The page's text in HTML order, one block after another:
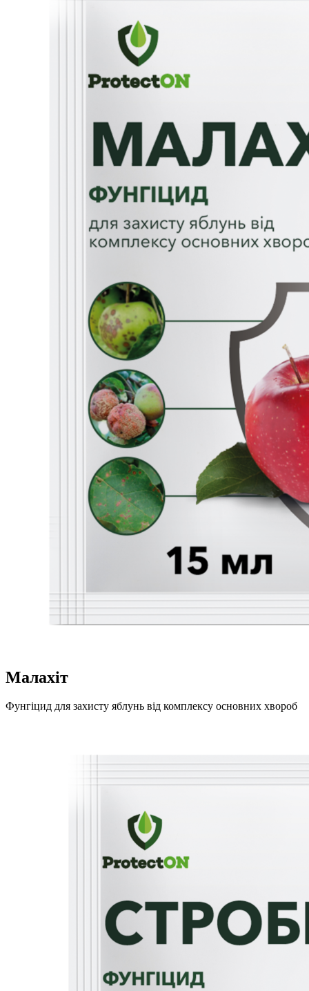
Малахіт
Фунгіцид для захисту яблунь від комплексу основних хвороб